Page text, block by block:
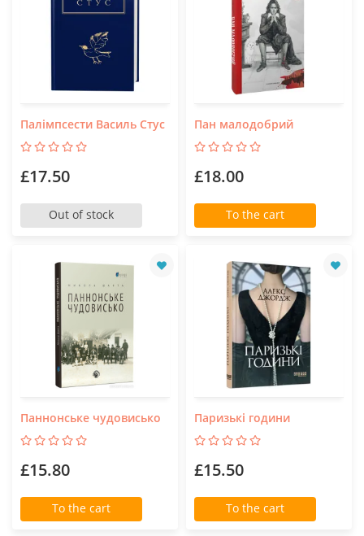
Палімпсести Василь Стус
£17.50
Out of stock
Пан малодобрий
£18.00
To the cart
Паннонське чудовисько
£15.80
To the cart
Паризькі години
£15.50
To the cart